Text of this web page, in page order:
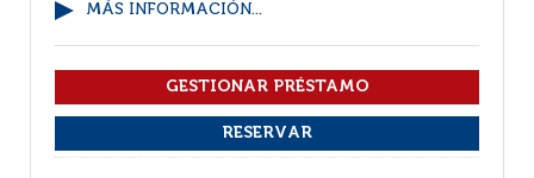
MÁS INFORMACIÓN...